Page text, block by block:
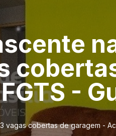
-
cobertas de garagem -